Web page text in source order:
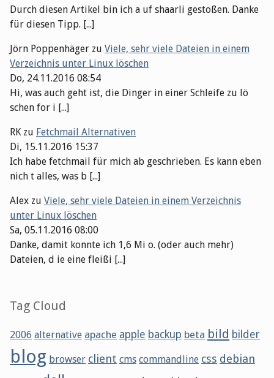
Durch diesen Artikel bin ich a uf shaarli gestoßen. Danke
für diesen Tipp. [...]
Jörn Poppenhäger zu Viele, sehr viele Dateien in einem
Verzeichnis unter Linux löschen
Do, 24.11.2016 08:54
Hi, was auch geht ist, die Dinger in einer Schleife zu lö
schen for i [...]
RKzu Fetchmail Alternativen
Di, 15.11.2016 15:37
Ich habe fetchmail für mich ab geschrieben. Es kann eben
nich t alles, was b [...]
Alex zu Viele, sehr viele Dateien in einem Verzeichnis
unter Linux löschen
Sa, 05.11.2016 08:00
Danke, damit konnte ich 1,6 Mi o. (oder auch mehr)
Dateien, d ie eine fleißi [...]
Tag Cloud
2006 alternative apache apple backup beta bild bilder
blog browser client cms commandline css debian